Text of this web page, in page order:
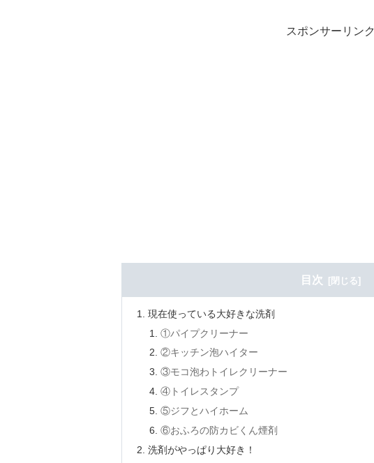
スポンサーリンク
目次
現在使っている大好きな洗剤
①パイプクリーナー
②キッチン泡ハイター
③モコ泡わトイレクリーナー
④トイレスタンプ
⑤ジフとハイホーム
⑥おふろの防カビくん煙剤
洗剤がやっぱり大好き！